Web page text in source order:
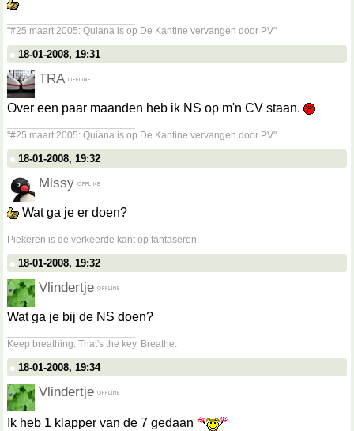
"#25 maart 2005: Quiana is op De Kantine vervangen door PV"
18-01-2008, 19:31
TRA
Over een paar maanden heb ik NS op m'n CV staan.
"#25 maart 2005: Quiana is op De Kantine vervangen door PV"
18-01-2008, 19:32
Missy
Wat ga je er doen?
Piekeren is de verkeerde kant op fantaseren.
18-01-2008, 19:32
Vlindertje
Wat ga je bij de NS doen?
Keep breathing. That's the key. Breathe.
18-01-2008, 19:34
Vlindertje
Ik heb 1 klapper van de 7 gedaan